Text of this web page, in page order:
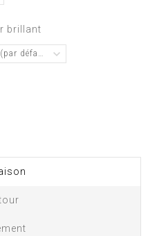
brillant
défaut)